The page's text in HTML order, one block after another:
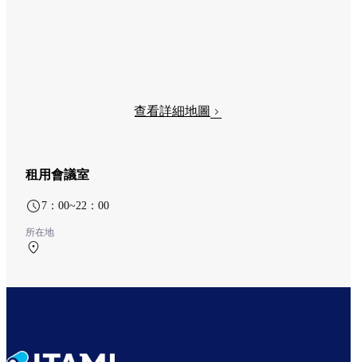
查看詳細地圖
租用會議室
7：00~22：00
所在地